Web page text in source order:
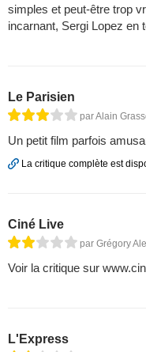
simples et peut-être trop
incarnant, Sergi Lopez en
Le Parisien
par Alain
Un petit film parfois
La critique complète est
Ciné Live
par Grégory
Voir la critique sur
L'Express